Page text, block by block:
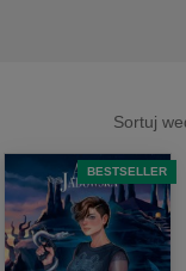
Sortuj
BESTSELLER